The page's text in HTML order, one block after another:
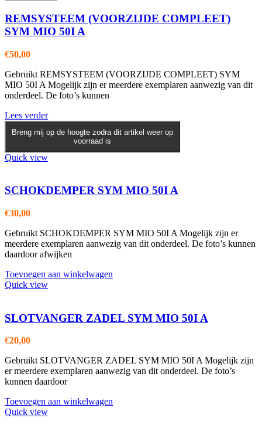
REMSYSTEEM (VOORZIJDE COMPLEET)
SYM MIO 50I A
€50,00
Gebruikt REMSYSTEEM (VOORZIJDE COMPLEET) SYM
MIO 50I A Mogelijk zijn er meerdere exemplaren aanwezig van dit
onderdeel. De foto’s kunnen
Lees verder
Breng mij op de hoogte zodra dit artikel weer op
voorraad is
Quick view
SCHOKDEMPER SYM MIO 50I A
€30,00
Gebruikt SCHOKDEMPER SYM MIO 50I A Mogelijk zijn er
meerdere exemplaren aanwezig van dit onderdeel. De foto’s kunnen
daardoor afwijken
Toevoegen aan winkelwagen
Quick view
SLOTVANGER ZADEL SYM MIO 50I A
€20,00
Gebruikt SLOTVANGER ZADEL SYM MIO 50I A Mogelijk zijn
er meerdere exemplaren aanwezig van dit onderdeel. De foto’s
kunnen daardoor
Toevoegen aan winkelwagen
Quick view